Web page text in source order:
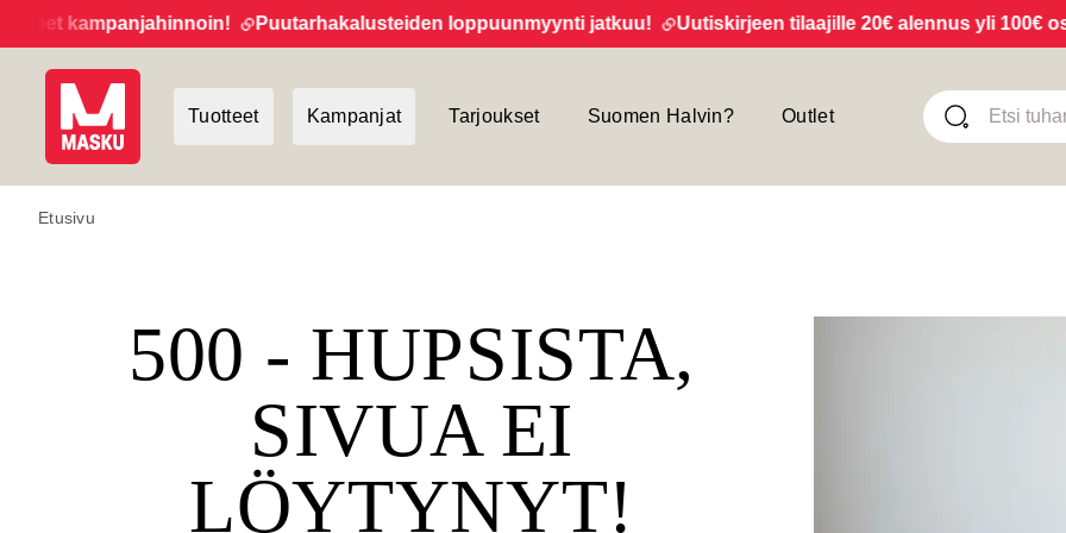
kampanjahinnoin! Puutarhakalusteiden loppuunmyynti jatkuu! Uutiskirjeen tilaajille 20€ alennus yli 100€
Tuotteet Kampanjat Tarjoukset Suomen Halvin? Outlet
Etusivu
500 - HUPSISTA,
SIVUA EI
LÖYTYNYT!